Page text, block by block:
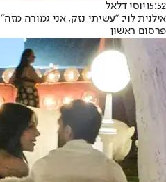
15:52יוסי דלאל
אילנית לוי: "עשיתי נזק, אני גמורה מזה"
פרסום ראשון